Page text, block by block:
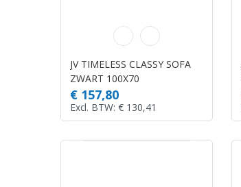
JV TIMELESS CLASSY SOFA
ZWART 100X70
€ 157,80
Excl. BTW: € 130,41